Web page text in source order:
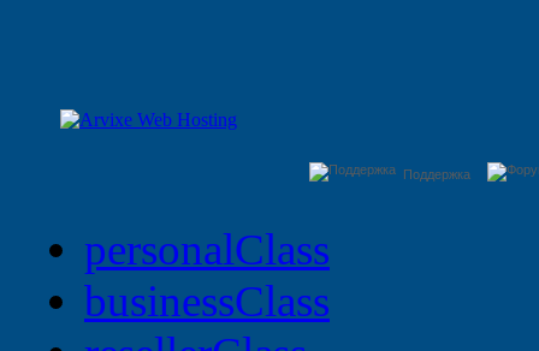
Поддержка
personalClass
businessClass